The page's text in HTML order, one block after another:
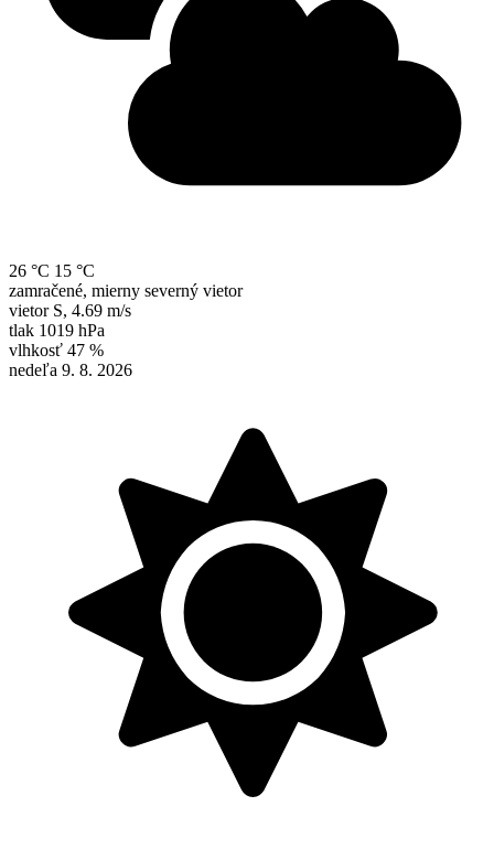
26 °C 15 °C
zamračené, mierny severný vietor
vietor S, 4.69 m/s
tlak 1019 hPa
vlhkosť 47 %
nedeľa 9. 8. 2026